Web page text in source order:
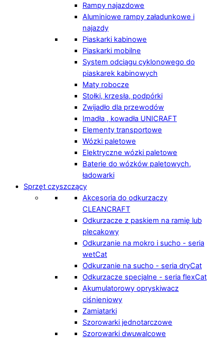
Rampy najazdowe
Aluminiowe rampy załadunkowe i
najazdy
Piaskarki kabinowe
Piaskarki mobilne
System odciągu cyklonowego do
piaskarek kabinowych
Maty robocze
Stołki, krzesła, podpórki
Zwijadło dla przewodów
Imadła , kowadła UNICRAFT
Elementy transportowe
Wózki paletowe
Elektryczne wózki paletowe
Baterie do wózków paletowych,
ładowarki
Sprzęt czyszczący
Akcesoria do odkurzaczy
CLEANCRAFT
Odkurzacze z paskiem na ramię lub
plecakowy
Odkurzanie na mokro i sucho - seria
wetCat
Odkurzanie na sucho - seria dryCat
Odkurzacze specjalne - seria flexCat
Akumulatorowy opryskiwacz
ciśnieniowy
Zamiatarki
Szorowarki jednotarczowe
Szorowarki dwuwalcowe